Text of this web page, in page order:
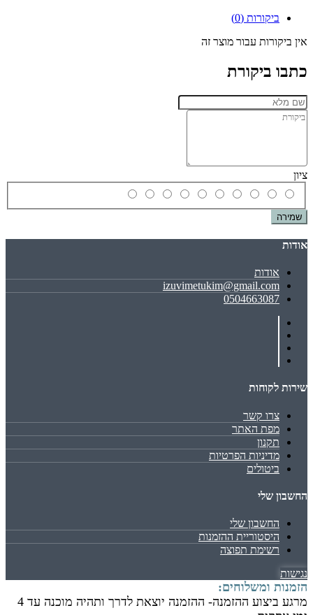
ביקורות (0)
אין ביקורות עבור מוצר זה
כתבו ביקורת
ציון
שמירה
אודות
אודות
izuvimetukim@gmail.com
0504663087
שירות לקוחות
צרו קשר
מפת האתר
תקנון
מדיניות הפרטיות
ביטולים
החשבון שלי
החשבון שלי
היסטוריית ההזמנות
רשימת תפוצה
נגישות
הזמנות ומשלוחים:
מרגע ביצוע ההזמנה- ההזמנה יוצאת לדרך ותהיה מוכנה עד 4